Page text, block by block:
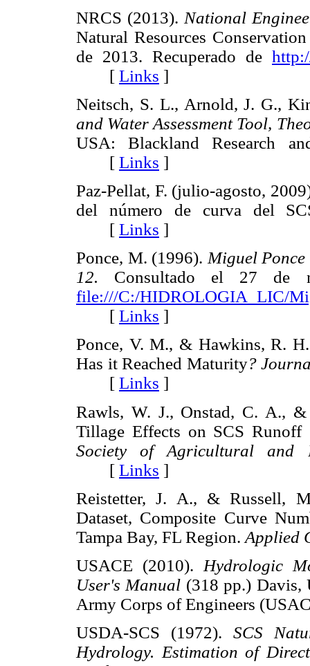
NRCS (2013). National
Natural Resources
de 2013. Recuperado de
[ Links ]
Neitsch, S. L., Arnold, J. G.,
and Water Assessment Tool,
USA: Blackland Research
[ Links ]
Paz-Pellat, F. (julio-agosto,
del número de curva del
[ Links ]
Ponce, M. (1996). Miguel
12. Consultado el 27 de
file:///C:/HIDROLOGIA_LIC/
[ Links ]
Ponce, V. M., & Hawkins, R.
Has it Reached Maturity?
[ Links ]
Rawls, W. J., Onstad, C. A.,
Tillage Effects on SCS
Society of Agricultural and
[ Links ]
Reistetter, J. A., & Russell,
Dataset, Composite Curve
Tampa Bay, FL Region. Applied
USACE (2010). Hydrologic
User's Manual (318 pp.) Davis,
Army Corps of Engineers
USDA-SCS (1972). SCS
Hydrology. Estimation of